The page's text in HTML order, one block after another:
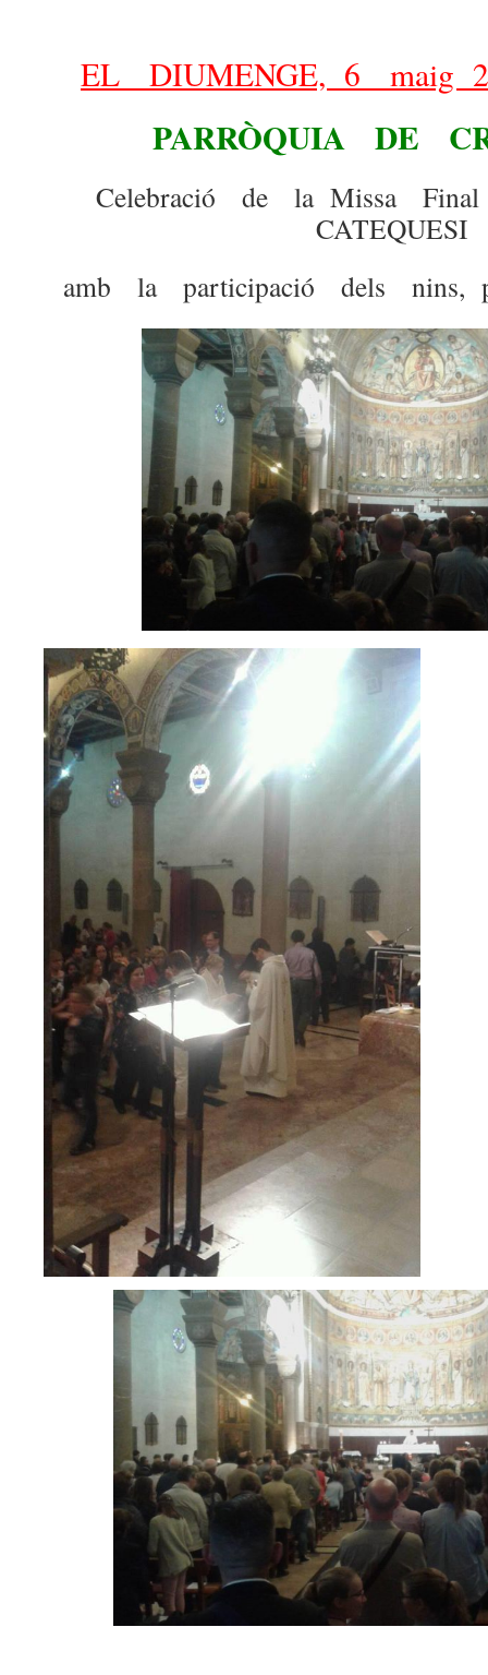
EL DIUMENGE, 6 maig
PARRÒQUIA DE
Celebració de la Missa
CATEQUESI
amb la participació dels nins,